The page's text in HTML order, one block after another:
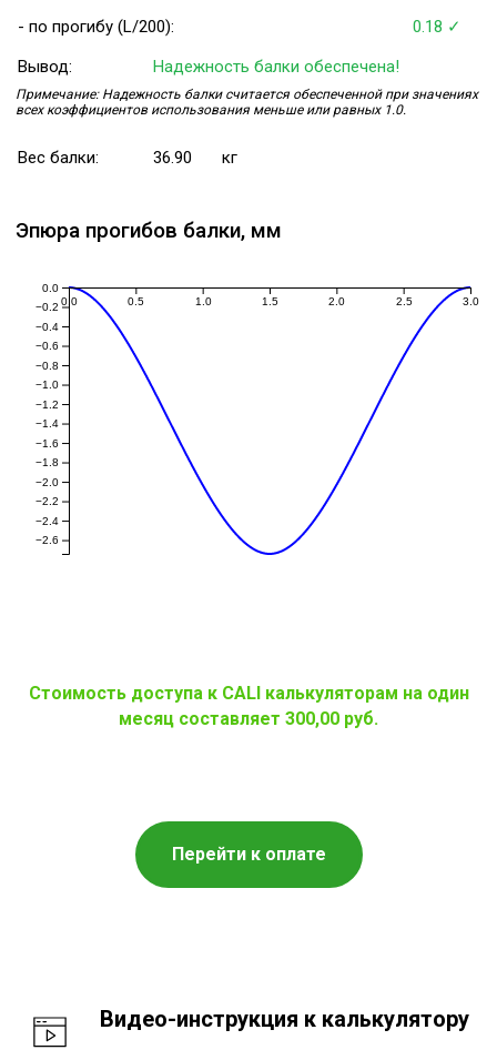
- по прогибу (L/200):
0.18 ✓
Вывод:
Надежность балки обеспечена!
Примечание: Надежность балки считается обеспеченной при значениях
всех коэффициентов использования меньше или равных 1.0.
Вес балки: 36.90 кг
Эпюра прогибов балки, мм
0.0 0.5 1.0 1.5 2.0 2.5 3.0
−2.6
−2.4
−2.2
−2.0
−1.8
−1.6
−1.4
−1.2
−1.0
−0.8
−0.6
−0.4
−0.2
0.0
Стоимость доступа к CALI калькуляторам на один
месяц составляет 300,00 руб.
Перейти к оплате
Видео-инструкция к калькулятору